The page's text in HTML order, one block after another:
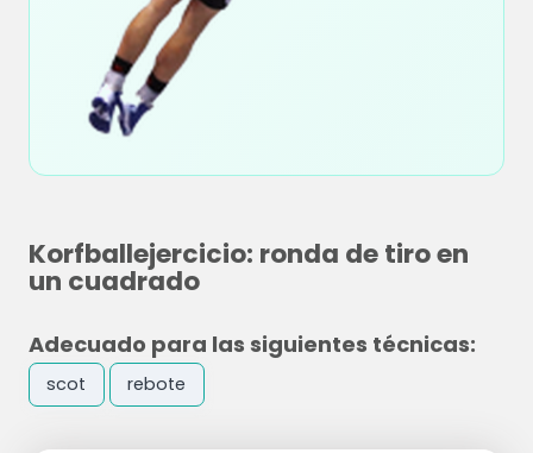
Korfballejercicio: ronda de tiro en
un cuadrado
Adecuado para las siguientes técnicas:
scot rebote